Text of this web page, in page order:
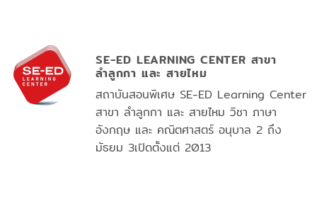
SE-ED LEARNING CENTER สาขา
ลำลูกกา และ สายไหม
สถาบันสอนพิเศษ SE-ED Learning Center
สาขา ลำลูกกา และ สายไหม วิชา ภาษา
อังกฤษ และ คณิตศาสตร์ อนุบาล 2 ถึง
มัธยม 3เปิดตั้งแต่ 2013